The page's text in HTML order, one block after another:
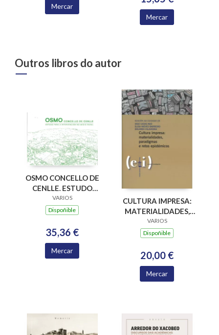
Mercar
Mercar
Outros libros do autor
OSMO CONCELLO DE
CENLLE. ESTUDO
PARA A
INTERVENCION NO
VARIOS
Dispoñible
35,36 €
Mercar
CULTURA IMPRESA:
MATERIALIDADES,
PARADIGMAS E
RETOS EPISTÉMICOS
VARIOS
Dispoñible
20,00 €
Mercar